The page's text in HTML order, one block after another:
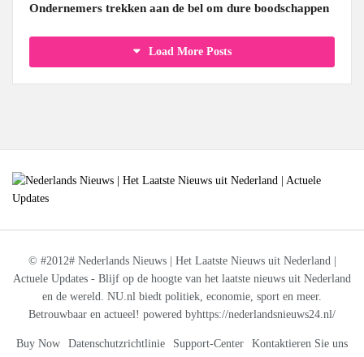
Ondernemers trekken aan de bel om dure boodschappen
Load More Posts
© #2012# Nederlands Nieuws | Het Laatste Nieuws uit Nederland |
Actuele Updates - Blijf op de hoogte van het laatste nieuws uit Nederland
en de wereld. NU.nl biedt politiek, economie, sport en meer.
Betrouwbaar en actueel! powered byhttps://nederlandsnieuws24.nl/
Buy Now Datenschutzrichtlinie Support-Center Kontaktieren Sie uns